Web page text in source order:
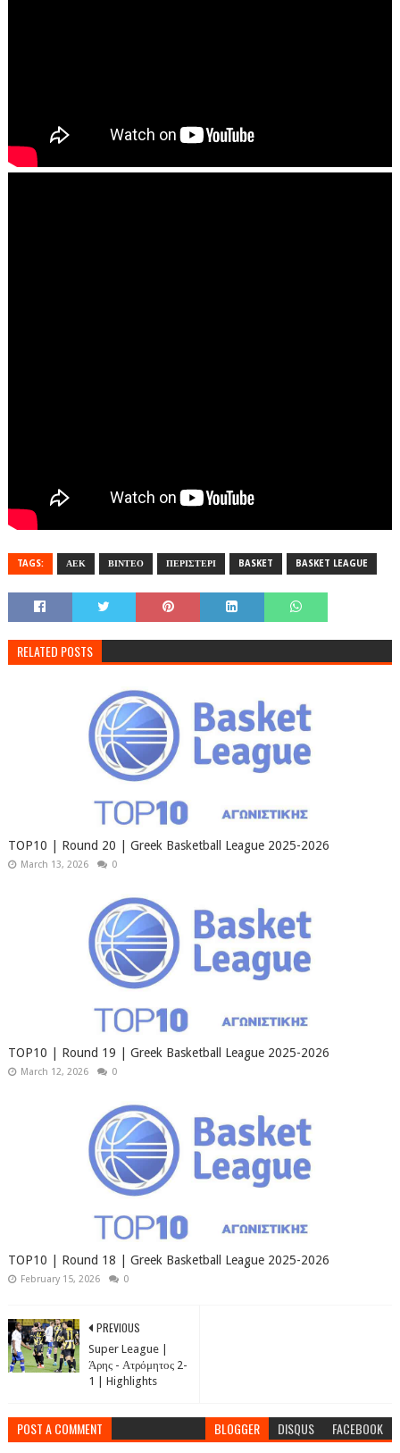
TAGS: ΑΕΚ ΒΙΝΤΕΟ ΠΕΡΙΣΤΕΡΙ BASKET BASKET LEAGUE
RELATED POSTS
TOP10 | Round 20 | Greek Basketball League 2025-2026
March 13, 2026 0
TOP10 | Round 19 | Greek Basketball League 2025-2026
March 12, 2026 0
TOP10 | Round 18 | Greek Basketball League 2025-2026
February 15, 2026 0
PREVIOUS
Super League |
Άρης - Ατρόμητος 2-
1 | Highlights
POST A COMMENT BLOGGER DISQUS FACEBOOK